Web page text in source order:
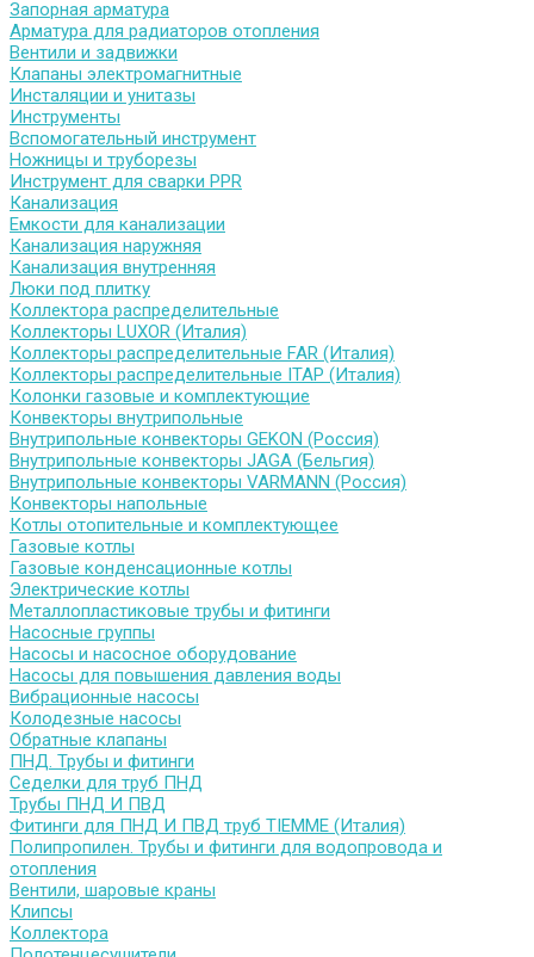
Запорная арматура
Арматура для радиаторов отопления
Вентили и задвижки
Клапаны электромагнитные
Инсталяции и унитазы
Инструменты
Вспомогательный инструмент
Ножницы и труборезы
Инструмент для сварки PPR
Канализация
Емкости для канализации
Канализация наружняя
Канализация внутренняя
Люки под плитку
Коллектора распределительные
Коллекторы LUXOR (Италия)
Коллекторы распределительные FAR (Италия)
Коллекторы распределительные ITAP (Италия)
Колонки газовые и комплектующие
Конвекторы внутрипольные
Внутрипольные конвекторы GEKON (Россия)
Внутрипольные конвекторы JAGA (Бельгия)
Внутрипольные конвекторы VARMANN (Россия)
Конвекторы напольные
Котлы отопительные и комплектующее
Газовые котлы
Газовые конденсационные котлы
Электрические котлы
Металлопластиковые трубы и фитинги
Насосные группы
Насосы и насосное оборудование
Насосы для повышения давления воды
Вибрационные насосы
Колодезные насосы
Обратные клапаны
ПНД. Трубы и фитинги
Седелки для труб ПНД
Трубы ПНД И ПВД
Фитинги для ПНД И ПВД труб TIEMME (Италия)
Полипропилен. Трубы и фитинги для водопровода и
отопления
Вентили, шаровые краны
Клипсы
Коллектора